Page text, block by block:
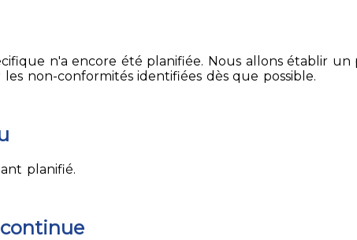
n'a encore été planifiée. Nous allons établir
non-conformités identifiées dès que possible.
planifié.